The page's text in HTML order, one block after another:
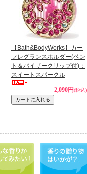
【Bath&BodyWorks】カー
フレグランスホルダー(ベン
ト＆バイザークリップ付)：
スイートスパークル
2,090円(税込)